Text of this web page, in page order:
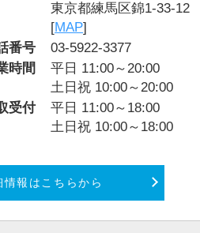
東京都練馬区錦1-33-12
[MAP]
番号
03-5922-3377
時間
平日 11:00～20:00
土日祝 10:00～20:00
受付
平日 11:00～18:00
土日祝 10:00～18:00
情報はこちらから